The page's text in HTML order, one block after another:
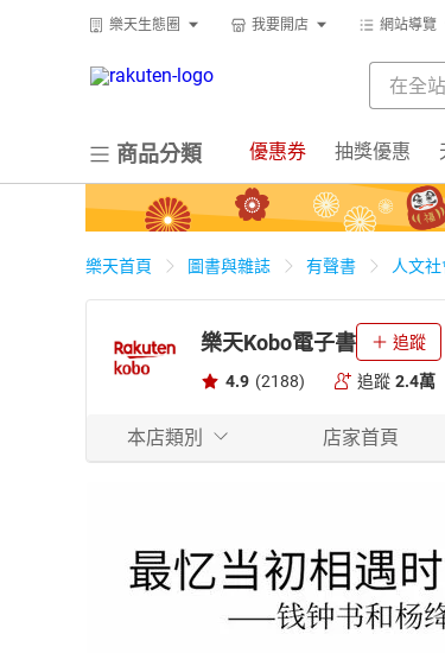
樂天生態圈 我要開店 網站導覽
商品分類 優惠券 抽獎優惠
樂天首頁 圖書與雜誌 有聲書 人文
樂天Kobo電子書 追蹤
4.9 (2188) 追蹤 2.4萬
本店類別 店家首頁